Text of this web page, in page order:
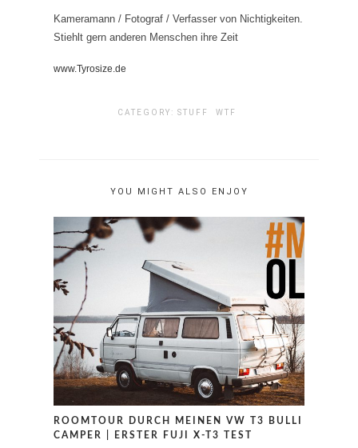
Kameramann / Fotograf / Verfasser von Nichtigkeiten.
Stiehlt gern anderen Menschen ihre Zeit
www.Tyrosize.de
CATEGORY: STUFF WTF
YOU MIGHT ALSO ENJOY
ROOMTOUR DURCH MEINEN VW T3 BULLI
CAMPER | ERSTER FUJI X-T3 TEST